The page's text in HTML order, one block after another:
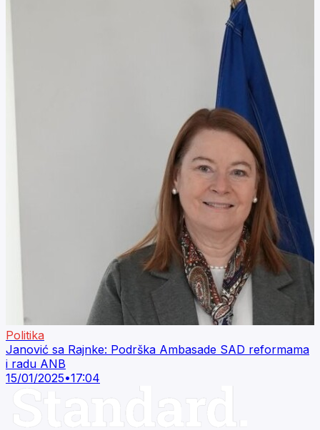
Politika
Janović sa Rajnke: Podrška Ambasade SAD reformama
i radu ANB
15/01/2025•17:04